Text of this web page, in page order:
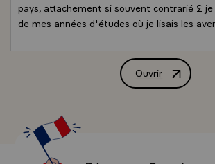
pays, attachement si souvent contrarié £ je
de mes années d'études où je lisais les
participé aux entreprises de France et qui
n'avaient pas les moyens matériels de
reconstruire £ j'ai cité Martin NADAUD
une valeur symbolique, ce député de 1849
sous le Second Empire, ce premier
par GAMBETTA, au nom de la République
Ouvrir
Allocution de M.